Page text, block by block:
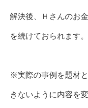
解決後、Ｈさんのお
を続けておられます。
※実際の事例を題材
きないように内容を